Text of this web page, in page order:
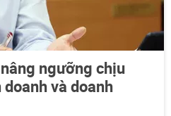
ngưỡng chịu
và doanh